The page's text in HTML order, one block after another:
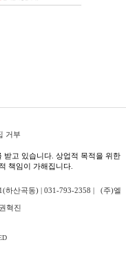
거부
받고 있습니다. 상업적 목적을 위한
책임이 가해집니다.
하산곡동) | 031-793-2358 | (주)엘
혁진